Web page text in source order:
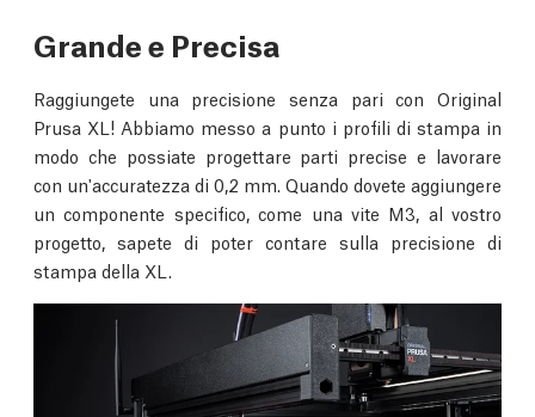
Grande e Precisa
Raggiungete una precisione senza pari con Original
Prusa XL! Abbiamo messo a punto i profili di stampa in
modo che possiate progettare parti precise e lavorare
con un'accuratezza di 0,2 mm. Quando dovete aggiungere
un componente specifico, come una vite M3, al vostro
progetto, sapete di poter contare sulla precisione di
stampa della XL.